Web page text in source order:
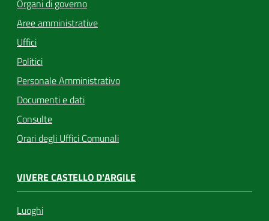
Organi di governo
Aree amministrative
Uffici
Politici
Personale Amministrativo
Documenti e dati
Consulte
Orari degli Uffici Comunali
VIVERE CASTELLO D'ARGILE
Luoghi